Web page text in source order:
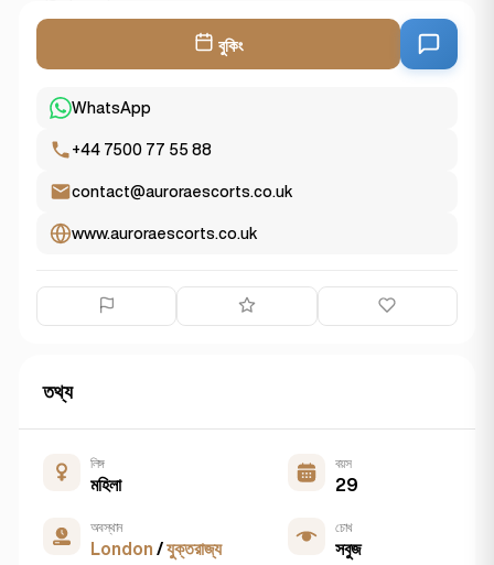
বুকিং
WhatsApp
+44 7500 77 55 88
contact@auroraescorts.co.uk
www.auroraescorts.co.uk
তথ্য
লিঙ্গ
মহিলা
বয়স
29
অবস্থান
London /যুক্তরাজ্য
চোখ
সবুজ